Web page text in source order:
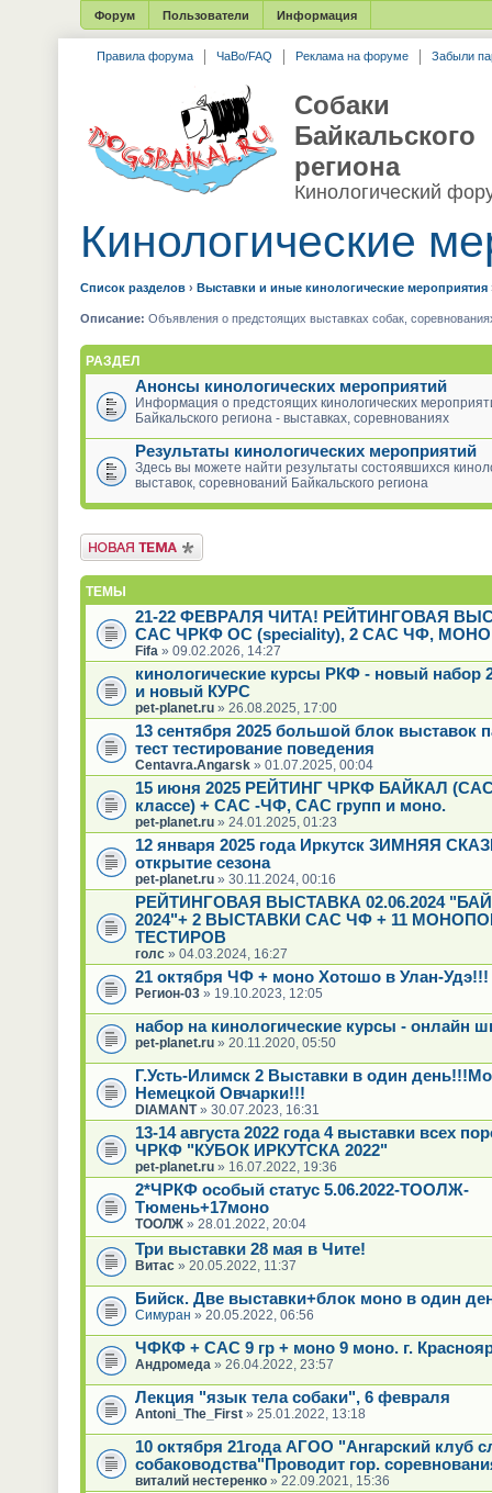
Форум Пользователи Информация
Правила форума ЧаВо/FAQ Реклама на форуме Забыли
Собаки
Байкальского
региона
Кинологический
Кинологические
Список разделов › Выставки и иные кинологические мероприятия
Описание: Объявления о предстоящих выставках собак,
РАЗДЕЛ
Анонсы кинологических мероприятий
Информация о предстоящих кинологических
Байкальского региона - выставках, соревнованиях
Результаты кинологических мероприятий
Здесь вы можете найти результаты состоявшихся
выставок, соревнований Байкальского региона
Новая тема
ТЕМЫ
21-22 ФЕВРАЛЯ ЧИТА! РЕЙТИНГОВАЯ
САС ЧРКФ ОС (speciality), 2 САС ЧФ,
Fifa » 09.02.2026, 14:27
кинологические курсы РКФ - новый набор
и новый КУРС
pet-planet.ru» 26.08.2025, 17:00
13 сентября 2025 большой блок выставок
тест тестирование поведения
Centavra.Angarsk» 01.07.2025, 00:04
15 июня 2025 РЕЙТИНГ ЧРКФ БАЙКАЛ
классе) + САС -ЧФ, САС групп и моно.
pet-planet.ru» 24.01.2025, 01:23
12 января 2025 года Иркутск ЗИМНЯЯ
открытие сезона
pet-planet.ru» 30.11.2024, 00:16
РЕЙТИНГОВАЯ ВЫСТАВКА 02.06.2024
2024"+ 2 ВЫСТАВКИ САС ЧФ + 11
ТЕСТИРОВ
голс» 04.03.2024, 16:27
21 октября ЧФ + моно Хотошо в Улан-Удэ!!!
Регион-03» 19.10.2023, 12:05
набор на кинологические курсы - онлайн
pet-planet.ru» 20.11.2020, 05:50
Г.Усть-Илимск 2 Выставки в один
Немецкой Овчарки!!!
DIAMANT» 30.07.2023, 16:31
13-14 августа 2022 года 4 выставки всех
ЧРКФ "КУБОК ИРКУТСКА 2022"
pet-planet.ru» 16.07.2022, 19:36
2*ЧРКФ особый статус 5.06.2022-ТООЛЖ-
Тюмень+17моно
ТООЛЖ» 28.01.2022, 20:04
Три выставки 28 мая в Чите!
Витас» 20.05.2022, 11:37
Бийск. Две выставки+блок моно в один
Симуран » 20.05.2022, 06:56
ЧФКФ + САС 9 гр + моно 9 моно. г.
Андромеда » 26.04.2022, 23:57
Лекция "язык тела собаки", 6 февраля
Antoni_The_First» 25.01.2022, 13:18
10 октября 21года АГОО "Ангарский клуб
собаководства"Проводит гор.
виталий нестеренко» 22.09.2021, 15:36